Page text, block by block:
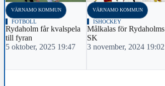
VÄRNAMO KOMMUN
FOTBOLL
Rydaholm får kvalspela
till fyran
5 oktober, 2025 19:47
VÄRNAMO KOMMUN
ISHOCKEY
Målkalas för Rydaholms
SK
3 november, 2024 19:02